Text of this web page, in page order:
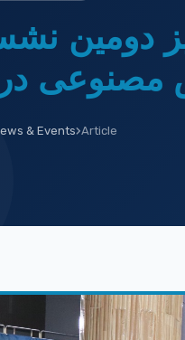
دومین
& Events Article